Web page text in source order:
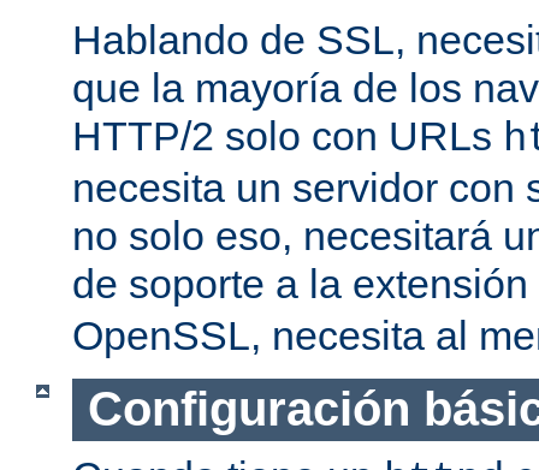
Hablando de SSL,
que la mayoría de los
HTTP/2 solo con URLs
necesita un servidor con
no solo eso, necesitará
de soporte a la extensión
OpenSSL, necesita al
Configuración